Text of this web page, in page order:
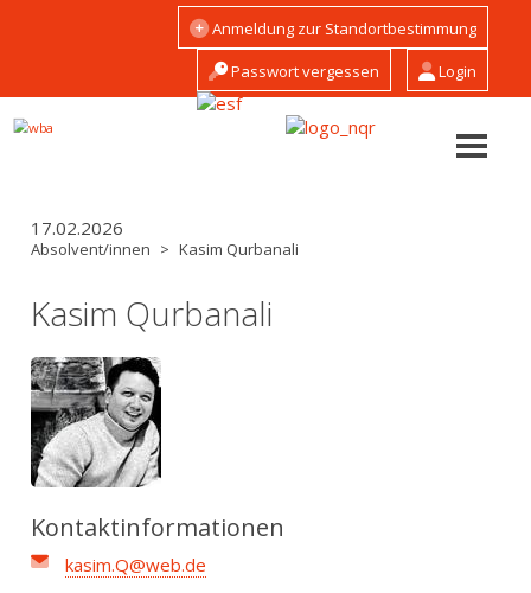
HauptnavigationAnmeldung zur Standortbestimmung
Passwort vergessen
Login
17.02.2026
Absolvent/innen Kasim Qurbanali
Kasim Qurbanali
Kontaktinformationen
kasim.Q@web.de